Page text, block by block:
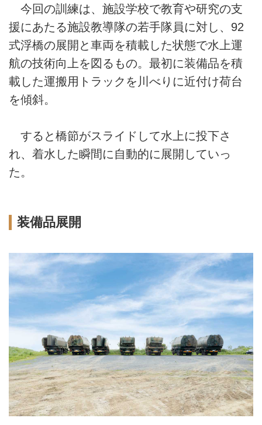
今回の訓練は、施設学校で教育や研究の支
援にあたる施設教導隊の若手隊員に対し、92
式浮橋の展開と車両を積載した状態で水上運
航の技術向上を図るもの。最初に装備品を積
載した運搬用トラックを川べりに近付け荷台
を傾斜。
すると橋節がスライドして水上に投下さ
れ、着水した瞬間に自動的に展開していっ
た。
装備品展開